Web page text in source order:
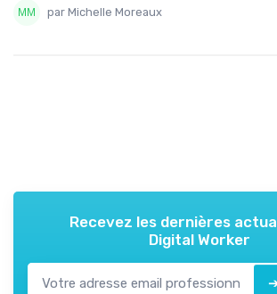
par Michelle Moreaux
Recevez les dernières
Digital Worker